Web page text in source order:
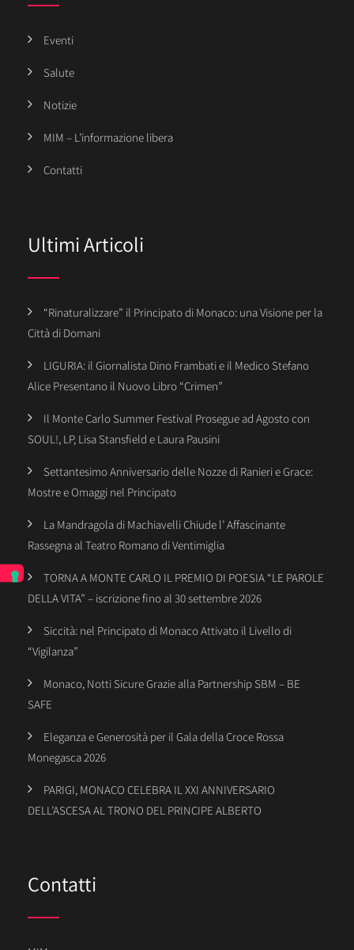
Eventi
Salute
Notizie
MIM – L’informazione libera
Contatti
Ultimi Articoli
“Rinaturalizzare” il Principato di Monaco: una Visione per la
Città di Domani
LIGURIA: il Giornalista Dino Frambati e il Medico Stefano
Alice Presentano il Nuovo Libro “Crimen”
Il Monte Carlo Summer Festival Prosegue ad Agosto con
SOUL!, LP, Lisa Stansfield e Laura Pausini
Settantesimo Anniversario delle Nozze di Ranieri e Grace:
Mostre e Omaggi nel Principato
La Mandragola di Machiavelli Chiude l’ Affascinante
Rassegna al Teatro Romano di Ventimiglia
TORNA A MONTE CARLO IL PREMIO DI POESIA “LE PAROLE
DELLA VITA” – iscrizione fino al 30 settembre 2026
Siccità: nel Principato di Monaco Attivato il Livello di
“Vigilanza”
Monaco, Notti Sicure Grazie alla Partnership SBM – BE
SAFE
Eleganza e Generosità per il Gala della Croce Rossa
Monegasca 2026
PARIGI, MONACO CELEBRA IL XXI ANNIVERSARIO
DELL’ASCESA AL TRONO DEL PRINCIPE ALBERTO
Contatti